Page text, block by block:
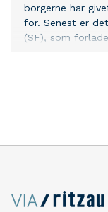
borgerne har
for. Senest er
(SF), som